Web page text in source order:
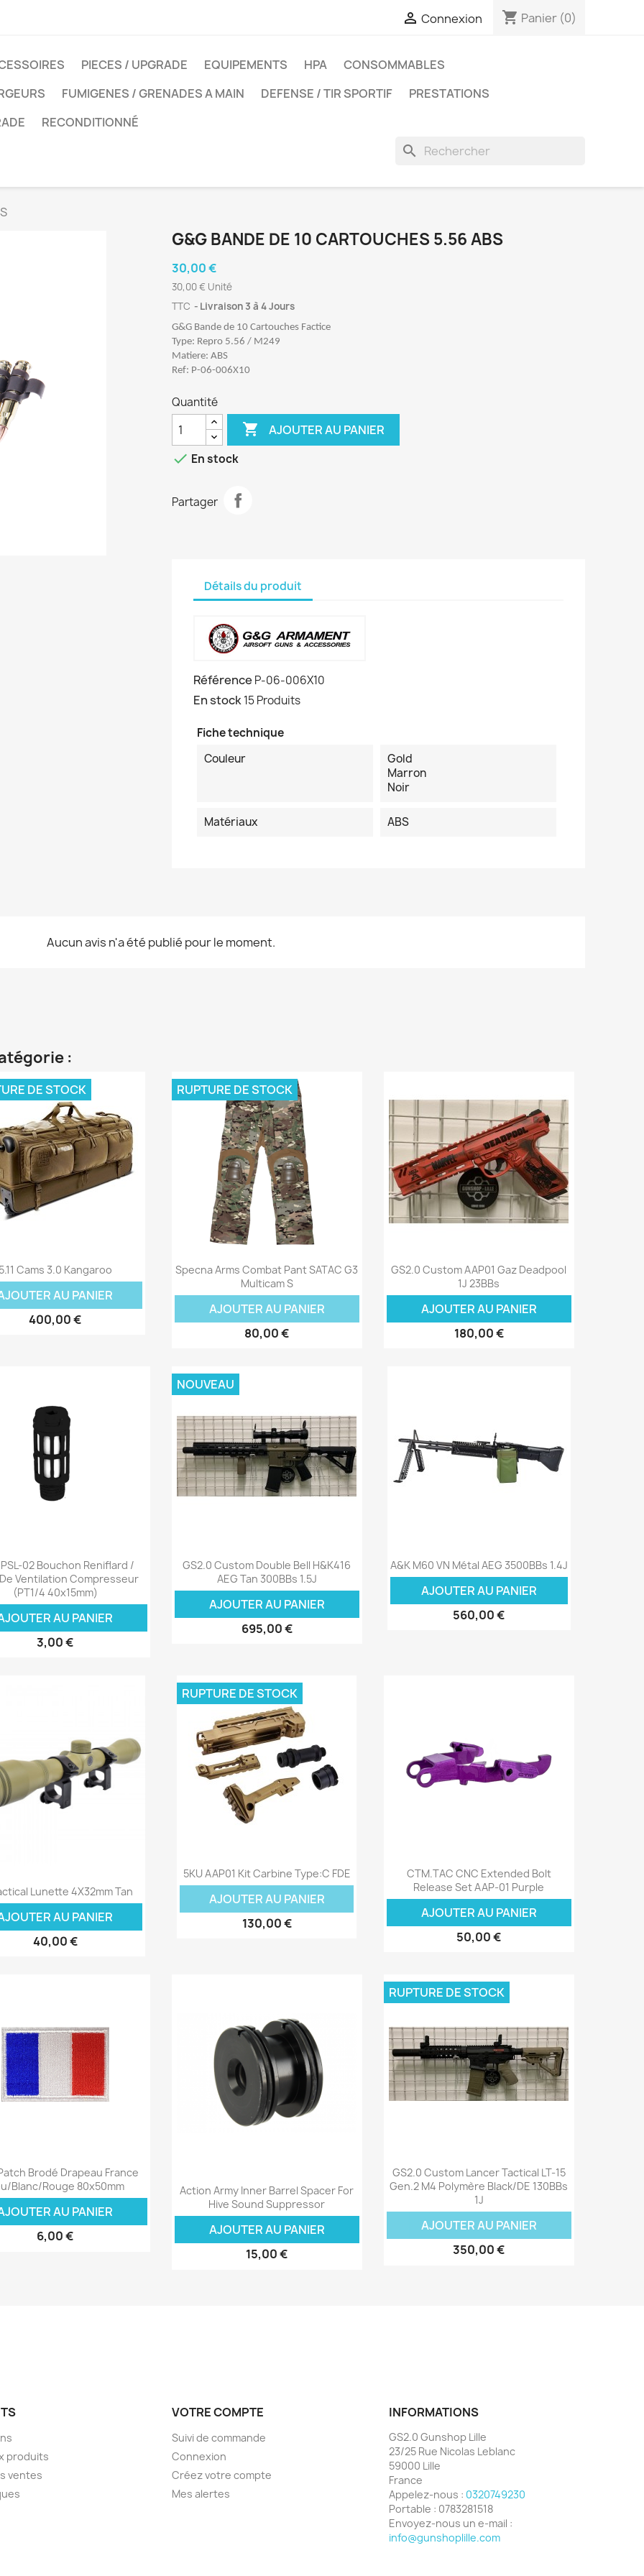
 Connexion shopping_cart Panier (0)
PIECES / UPGRADE EQUIPEMENTS HPA
CONSOMMABLES
FUMIGENES / GRENADES A MAIN DEFENSE / TIR SPORTIF
PRESTATIONS
RECONDITIONNÉ
search
G&G BANDE DE 10 CARTOUCHES 5.56 ABS
30,00 €
30,00 € Unité
TTC
Livraison 3 à 4 Jours
G&G Bande de 10 Cartouches Factice
Type: Repro 5.56 / M249
Matiere: ABS
Ref: P-06-006X10
Quantité
 AJOUTER AU PANIER
 En stock
Partager
Détails du produit
Référence P-06-006X10
En stock15 Produits
Fiche technique
Couleur
Gold
Marron
Noir
Matériaux ABS
Aucun avis n'a été publié pour le moment.
:
Aperçu rapide
5.11 Cams 3.0 Kangaroo
AU PANIER
400,00 €
DE STOCK
Aperçu rapide
Specna Arms Combat Pant SATAC G3
Multicam S
AJOUTER AU PANIER
80,00 €
RUPTURE DE STOCK
Aperçu rapide
GS2.0 Custom AAP01 Gaz Deadpool
1J 23BBs
AJOUTER AU PANIER
180,00 €
Aperçu rapide
02 Bouchon Reniflard /
Ventilation Compresseur
(PT1/4 40x15mm)
AU PANIER
3,00 €
Aperçu rapide
GS2.0 Custom Double Bell H&K416
AEG Tan 300BBs 1.5J
AJOUTER AU PANIER
695,00 €
NOUVEAU
Aperçu rapide
A&K M60 VN Métal AEG 3500BBs 1.4J
AJOUTER AU PANIER
560,00 €
Aperçu rapide
Lunette 4X32mm Tan
AU PANIER
40,00 €
 Aperçu rapide
5KU AAP01 Kit Carbine Type:C FDE
AJOUTER AU PANIER
130,00 €
RUPTURE DE STOCK
Aperçu rapide
CTM.TAC CNC Extended Bolt
Release Set AAP-01 Purple
AJOUTER AU PANIER
50,00 €
Aperçu rapide
Brodé Drapeau France
Blanc/Rouge 80x50mm
AU PANIER
6,00 €
Aperçu rapide
Action Army Inner Barrel Spacer For
Hive Sound Suppressor
AJOUTER AU PANIER
15,00 €
Aperçu rapide
GS2.0 Custom Lancer Tactical LT-15
Gen.2 M4 Polymère Black/DE 130BBs
1J
AJOUTER AU PANIER
350,00 €
RUPTURE DE STOCK
produits
ventes
VOTRE COMPTE
Suivi de commande
Connexion
Créez votre compte
Mes alertes
INFORMATIONS
GS2.0 Gunshop Lille
23/25 Rue Nicolas Leblanc
59000 Lille
France
Appelez-nous : 0320749230
Portable : 0783281518
Envoyez-nous un e-mail :
info@gunshoplille.com